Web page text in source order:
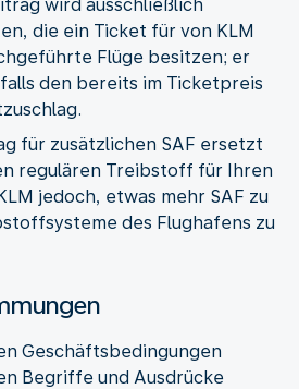
wird ausschließlich
die ein Ticket für von KLM
Flüge besitzen; er
den bereits im Ticketpreis
für zusätzlichen SAF ersetzt
regulären Treibstoff für Ihren
jedoch, etwas mehr SAF zu
des Flughafens zu
Geschäftsbedingungen
Begriffe und Ausdrücke